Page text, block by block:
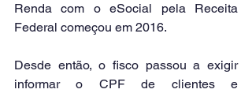
Renda com o eSocial pela Receita
Federal começou em 2016.
Desde então, o fisco passou a exigir
informar o CPF de clientes e